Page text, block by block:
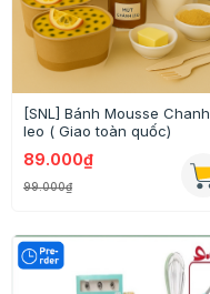
[SNL] Bánh Mousse Chanh
leo ( Giao toàn quốc)
89.000₫
99.000₫